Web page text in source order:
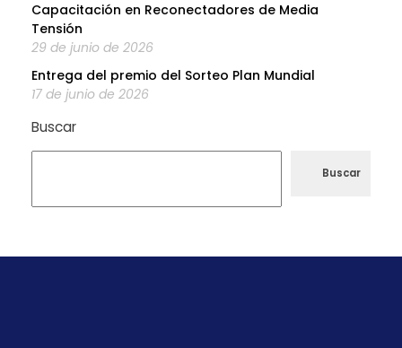
Capacitación en Reconectadores de Media
Tensión
29 de junio de 2026
Entrega del premio del Sorteo Plan Mundial
17 de junio de 2026
Buscar
Buscar